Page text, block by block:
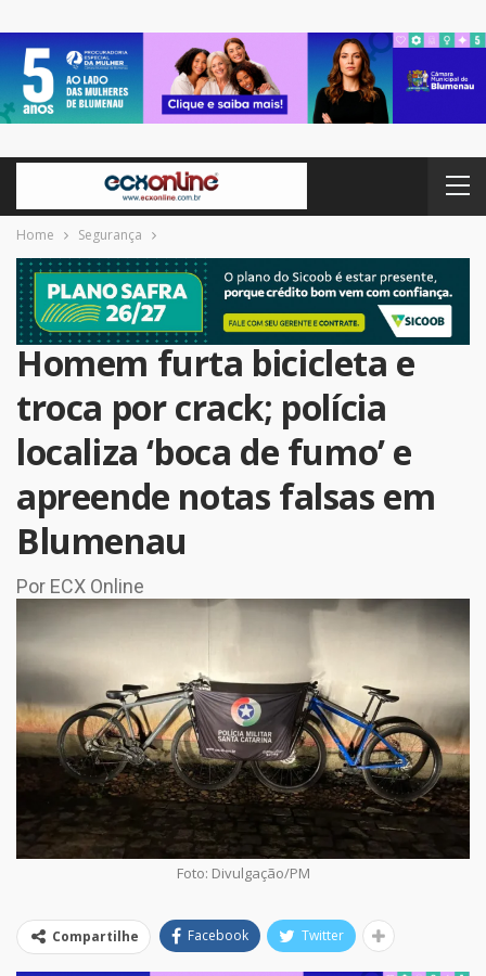
Home Segurança
Homem furta bicicleta e
troca por crack; polícia
localiza ‘boca de fumo’ e
apreende notas falsas em
Blumenau
Por ECX Online
Foto: Divulgação/PM
Compartilhe Facebook Twitter